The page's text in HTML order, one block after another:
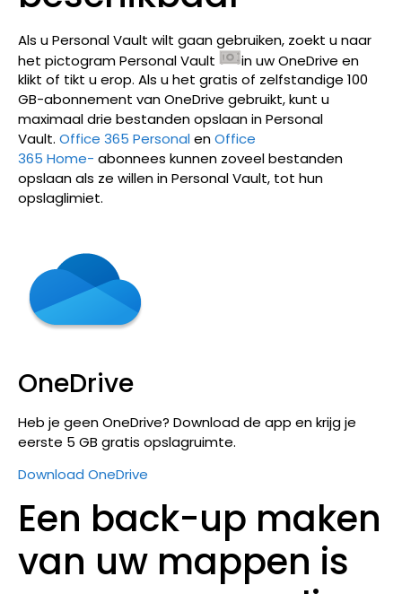
Als u Personal Vault wilt gaan gebruiken, zoekt u naar
het pictogram Personal Vault
in uw OneDrive en
klikt of tikt u erop. Als u het gratis of zelfstandige 100
GB-abonnement van OneDrive gebruikt, kunt u
maximaal drie bestanden opslaan in Personal
Vault. Office 365 PersonalenOffice
365 Home- abonnees kunnen zoveel bestanden
opslaan als ze willen in Personal Vault, tot hun
opslaglimiet.
OneDrive
Heb je geen OneDrive? Download de app en krijg je
eerste 5 GB gratis opslagruimte.
Download OneDrive
Een back-up maken
van uw mappen is